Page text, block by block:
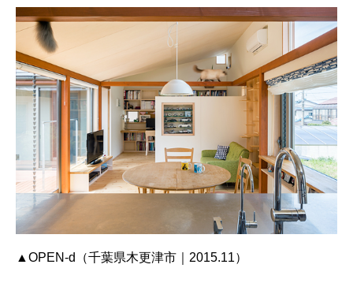
▲OPEN-d（千葉県木更津市｜2015.11）